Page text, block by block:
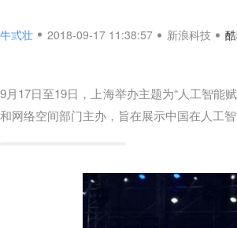
牛弎壮 2018-09-17 11:38:57 新浪科技
9月17日至19日，上海举办主题为“人工智能
和网络空间部门主办，旨在展示中国在人工